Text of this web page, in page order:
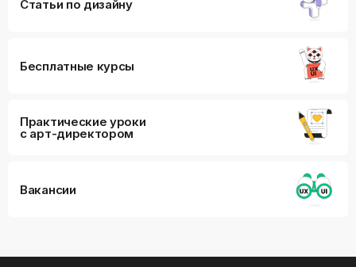
Статьи по дизайну
Бесплатные курсы
Практические уроки
с арт-директором
Вакансии